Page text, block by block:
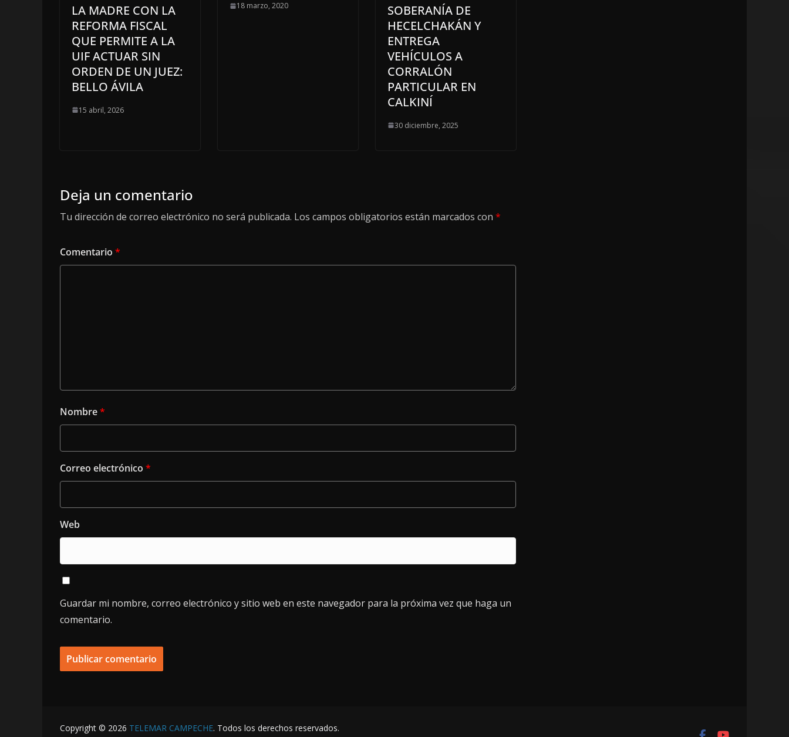
LA MADRE CON LA
REFORMA FISCAL
QUE PERMITE A LA
UIF ACTUAR SIN
ORDEN DE UN JUEZ:
BELLO ÁVILA
15 abril, 2026
18 marzo, 2020
SOBERANÍA DE
HECELCHAKÁN Y
ENTREGA
VEHÍCULOS A
CORRALÓN
PARTICULAR EN
CALKINÍ
30 diciembre, 2025
Deja un comentario
Tu dirección de correo electrónico no será publicada. Los campos obligatorios están marcados con *
Comentario *
Nombre*
Correo electrónico *
Web
Guardar mi nombre, correo electrónico y sitio web en este navegador para la próxima vez que haga un
comentario.
Copyright © 2026 TELEMAR CAMPECHE. Todos los derechos reservados.